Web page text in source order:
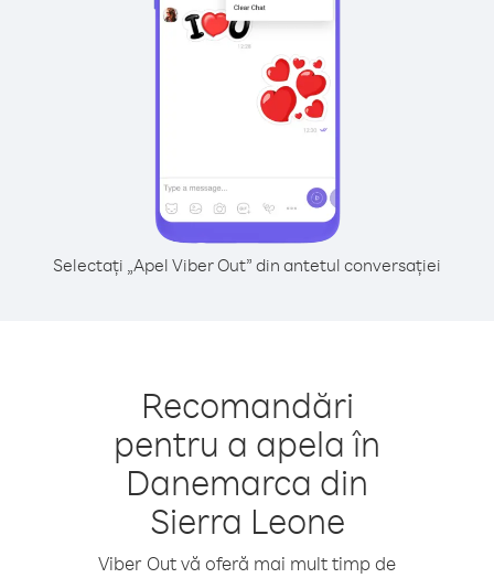
Selectați „Apel Viber Out” din antetul conversației
Recomandări
pentru a apela în
Danemarca din
Sierra Leone
Viber Out vă oferă mai mult timp de